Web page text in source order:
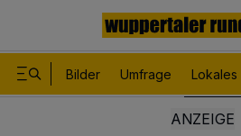
Bilder Umfrage Lokales